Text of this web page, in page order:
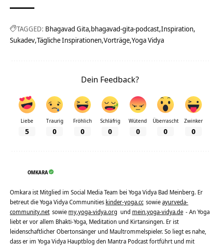
TAGGED: Bhagavad Gita bhagavad-gita-podcast Inspiration
Sukadev Tägliche Inspirationen Vorträge Yoga Vidya
Dein Feedback?
Liebe
5
Traurig
0
Fröhlich
0
Schläfrig
0
Wütend
0
Überrascht
0
Zwinker
0
OMKARA
Omkara ist Mitglied im Social Media Team bei Yoga Vidya Bad Meinberg. Er
betreut die Yoga Vidya Communities kinder-yoga.cc sowieayurveda-
community.net sowie my.yoga-vidya.org und mein.yoga-vidya.de - An Yoga
liebt er vor allem Bhakti-Yoga, Meditation und Kirtansingen. Er ist
leidenschaftlicher Obertonsänger und Maultrommelspieler. So liegt es nahe,
dass er im Yoga Vidya Hauptblog den Mantra Podcast fortführt und mit